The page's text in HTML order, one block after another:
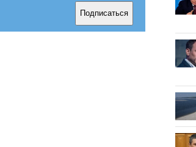
Подписаться